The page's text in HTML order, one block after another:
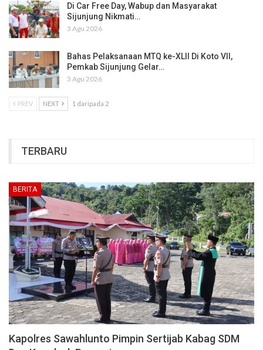
Di Car Free Day, Wabup dan Masyarakat
Sijunjung Nikmati…
3 Agu 2026
Bahas Pelaksanaan MTQ ke-XLII Di Koto VII,
Pemkab Sijunjung Gelar…
3 Agu 2026
PREV NEXT 1 daripada 2
TERBARU
BERITA
Kapolres Sawahlunto Pimpin Sertijab Kabag SDM